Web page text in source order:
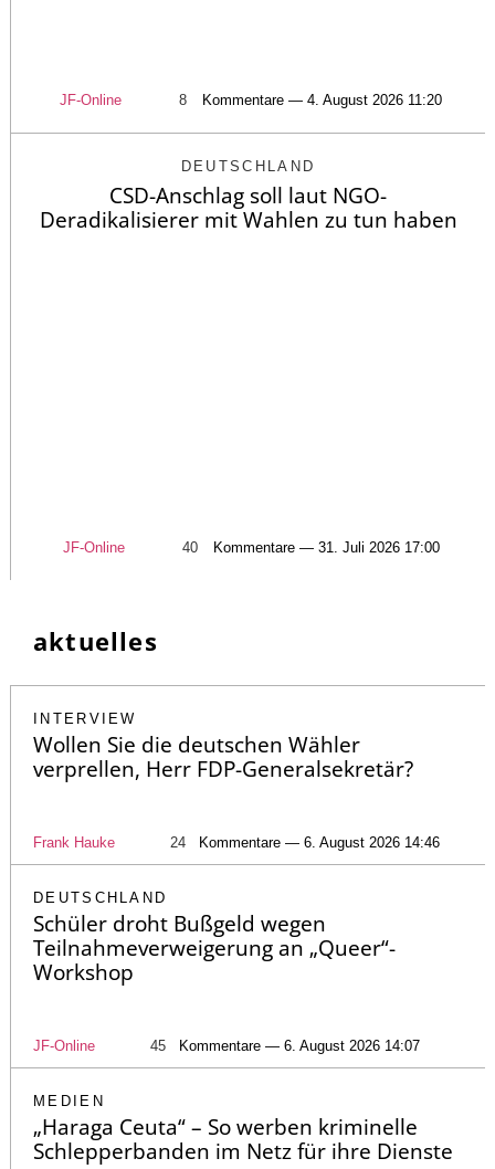
JF-Online 8 Kommentare — 4. August 2026 11:20
DEUTSCHLAND
CSD-Anschlag soll laut NGO-
Deradikalisierer mit Wahlen zu tun haben
JF-Online 40 Kommentare — 31. Juli 2026 17:00
aktuelles
INTERVIEW
Wollen Sie die deutschen Wähler
verprellen, Herr FDP-Generalsekretär?
Frank Hauke 24 Kommentare — 6. August 2026 14:46
DEUTSCHLAND
Schüler droht Bußgeld wegen
Teilnahmeverweigerung an „Queer“-
Workshop
JF-Online 45 Kommentare — 6. August 2026 14:07
MEDIEN
„Haraga Ceuta“ – So werben kriminelle
Schlepperbanden im Netz für ihre Dienste